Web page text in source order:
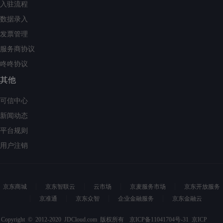
入驻流程
数据录入
发票管理
服务商协议
咚咚协议
其他
可信中心
新闻动态
平台规则
用户注销
京东商城 京东智联云 云市场 京麦服务市场
京东开放服务
京准通
京东众智 企业金融服务 京东金融云
Copyright © 2012-2020 JDCloud.com 版权所有 京ICP备11041704号-31 京ICP